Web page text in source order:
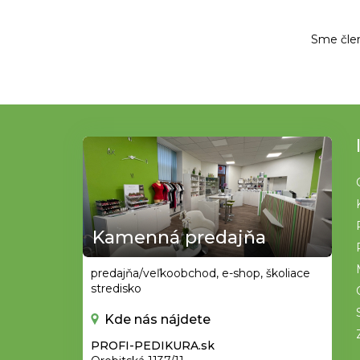
Sme
Kamenná predajňa
predajňa/veľkoobchod, e-shop, školiace
stredisko
Kde nás nájdete
PROFI-PEDIKURA.sk